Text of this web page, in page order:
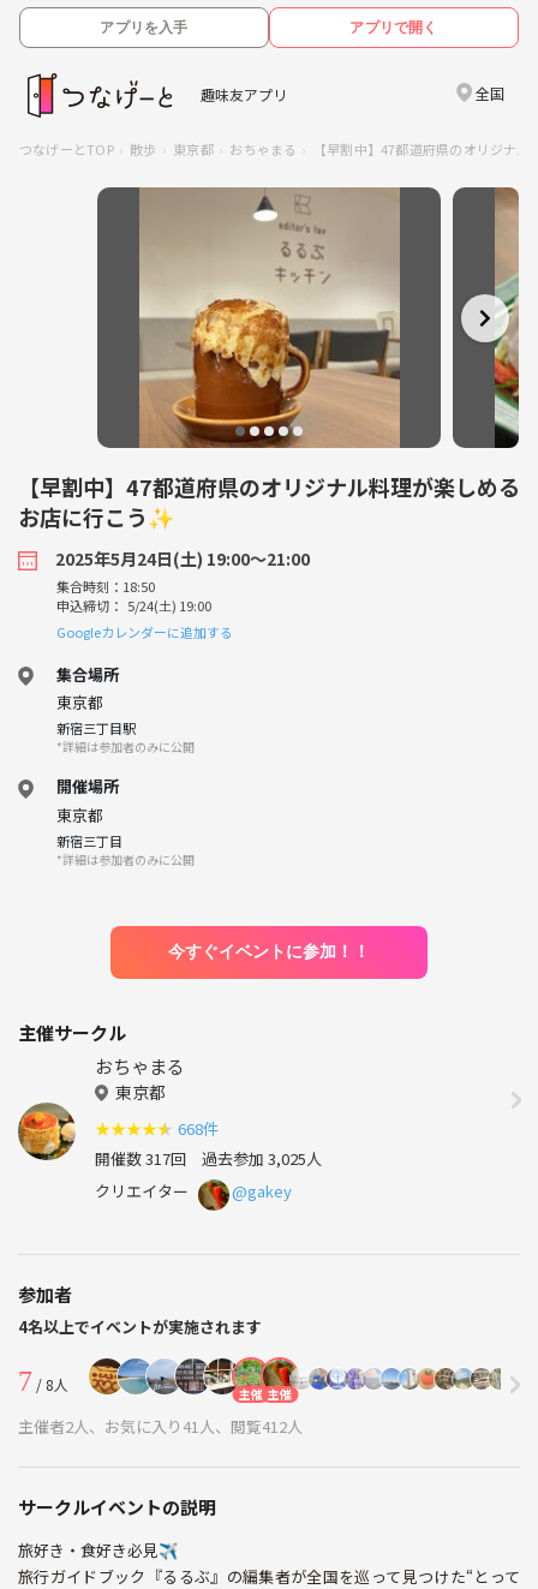
アプリを入手 アプリで開く
趣味友アプリ 全国
つなげーとTOP 散歩 東京都 おちゃまる 【早割中】47都道府県のオリジナ
【早割中】47都道府県のオリジナル料理が楽しめる
お店に行こう✨
2025年5月24日(土) 19:00〜21:00
集合時刻：18:50
申込締切： 5/24(土) 19:00
Googleカレンダーに追加する
集合場所
東京都
新宿三丁目駅
*詳細は参加者のみに公開
開催場所
東京都
新宿三丁目
*詳細は参加者のみに公開
今すぐイベントに参加！！
主催サークル
おちゃまる
東京都
★★★★★ 668件
開催数 317回 過去参加 3,025人
クリエイター
@gakey
参加者
4名以上でイベントが実施されます
7 / 8人 主催 主催
主催者2人、お気に入り41人、閲覧412人
サークルイベントの説明
旅好き・食好き必見✈️
旅行ガイドブック『るるぶ』の編集者が全国を巡って見つけた“とって